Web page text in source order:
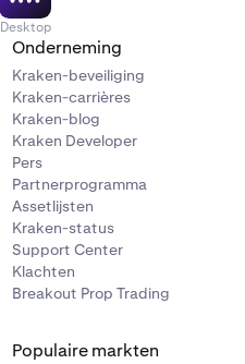
Desktop
Onderneming
Kraken-beveiliging
Kraken-carrières
Kraken-blog
Kraken Developer
Pers
Partnerprogramma
Assetlijsten
Kraken-status
Support Center
Klachten
Breakout Prop Trading
Populaire markten